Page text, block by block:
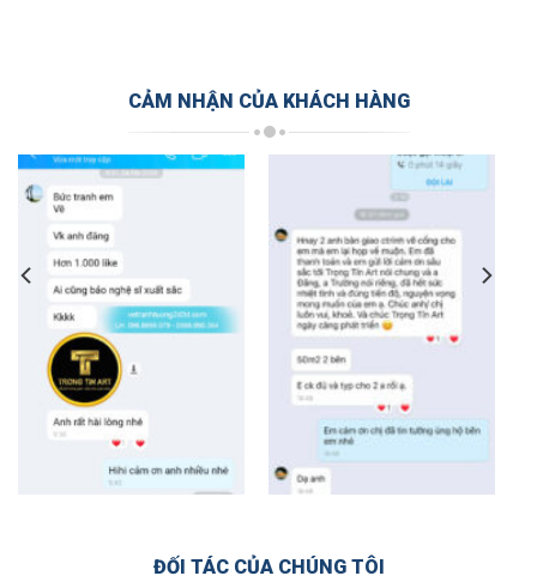
CẢM NHẬN CỦA KHÁCH HÀNG
ĐỐI TÁC CỦA CHÚNG TÔI